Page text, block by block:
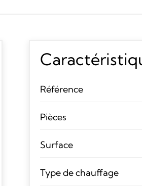
Référence
Pièces
Surface
Type de chauffage